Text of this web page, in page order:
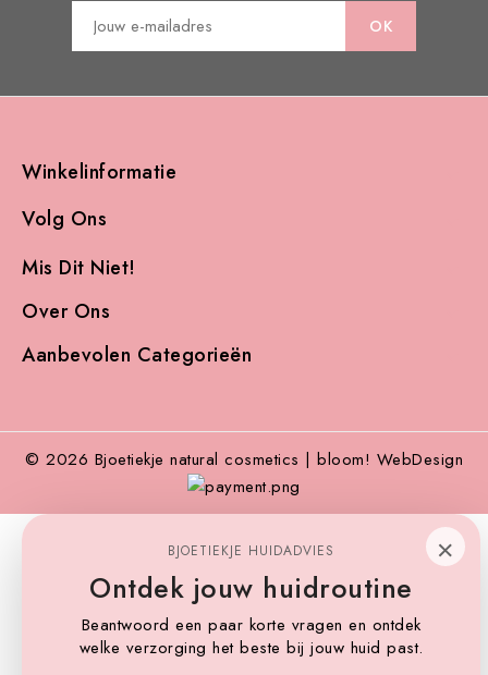
Winkelinformatie
Volg Ons
Mis Dit Niet!
Over Ons
Aanbevolen Categorieën
×
BJOETIEKJE HUIDADVIES
Ontdek jouw huidroutine
Beantwoord een paar korte vragen en ontdek
welke verzorging het beste bij jouw huid past.
© 2026 Bjoetiekje natural cosmetics | bloom! WebDesign